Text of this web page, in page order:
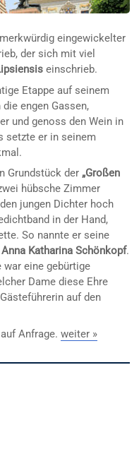
eingewickelter
der sich mit viel
einschrieb.
Etappe auf seinem
engen Gassen,
und genoss den Wein in
setzte er in seinem
Grundstück der „Großen
hübsche Zimmer
jungen Dichter hoch
in der Hand,
So nannte er seine
Anna Katharina Schönkopf.
eine gebürtige
Dame diese Ehre
auf den
Anfrage. weiter »